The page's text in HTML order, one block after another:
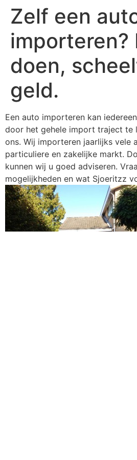
Zelf een
importeren?
doen,
geld.
Een auto importeren kan
door het gehele import traject te
ons. Wij importeren jaarlijks vele
particuliere en zakelijke markt.
kunnen wij u goed adviseren.
mogelijkheden en wat Sjoeritzz